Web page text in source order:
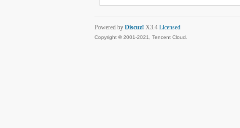
Powered by Discuz! X3.4 Licensed
Copyright © 2001-2021, Tencent Cloud.